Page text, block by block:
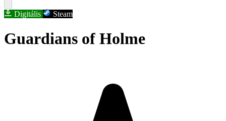
Digitális Steam
Guardians of Holme